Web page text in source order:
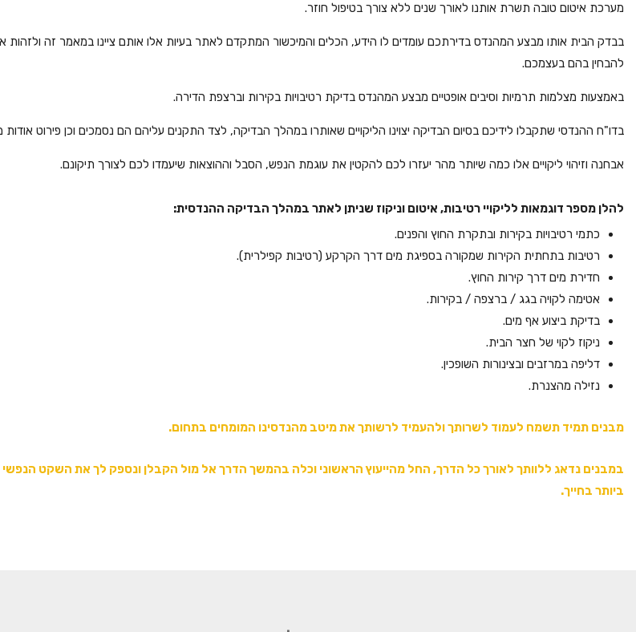
מערכת איטום טובה תשרת אותנו לאורך שנים ללא צורך בטיפול חוזר.
בבדק הבית אותו מבצע המהנדס בדירתכם עומדים לו הידע, הכלים והמיכשור המתקדם לאתר בעיות אלו אותם ציינו במאמר זה ולזהות
להבחין בהם בעצמכם.
באמצעות מצלמות תרמיות וסיבים אופטיים מבצע המהנדס בדיקת רטיבויות בקירות וברצפת הדירה.
בדו"ח ההנדסי שתקבלו לידיכם בסיום הבדיקה יצוינו הליקויים שאותרו במהלך הבדיקה, לצד התקנים עליהם הם נסמכים וכן פירוט אודות
אבחנה וזיהוי ליקויים אלו כמה שיותר מהר יעזרו לכם להקטין את עוגמת הנפש, הסבל וההוצאות שיעמדו לכם לצורך תיקונם.
להלן מספר דוגמאות לליקויי רטיבות, איטום וניקוז שניתן לאתר במהלך הבדיקה ההנדסית:
כתמי רטיבויות בקירות ובתקרת החוץ והפנים.
רטיבות בתחתית הקירות שמקורה בספיגת מים דרך הקרקע (רטיבות קפילרית).
חדירת מים דרך קירות החוץ.
אטימה לקויה בגג / ברצפה / בקירות.
בדיקת ביצוע אף מים.
ניקוז לקוי של חצר הבית.
דליפה במרזבים ובצינורות השופכין.
נזילה מהצנרת.
מבנים תמיד תשמח לעמוד לשרותך ולהעמיד לרשותך את מיטב מהנדסינו המומחים בתחום.
במבנים נדאג ללוותך לאורך כל הדרך, החל מהייעוץ הראשוני וכלה בהמשך הדרך אל מול הקבלן ונספק לך את השקט
ביותר בחייך.